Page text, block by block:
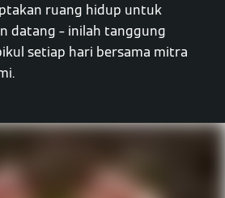
ruang hidup untuk
datang – inilah tanggung
setiap hari bersama mitra